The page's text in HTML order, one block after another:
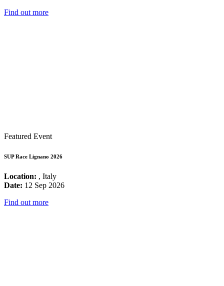
Find out more
Featured Event
SUP Race Lignano 2026
Location: , Italy
Date: 12 Sep 2026
Find out more